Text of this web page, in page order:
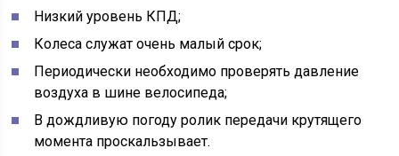
Низкий уровень КПД;
Колеса служат очень малый срок;
Периодически необходимо проверять давление
воздуха в шине велосипеда;
В дождливую погоду ролик передачи крутящего
момента проскальзывает.